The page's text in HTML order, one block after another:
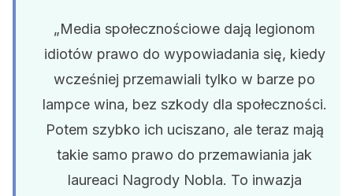
„Media społecznościowe dają legionom
idiotów prawo do wypowiadania się, kiedy
wcześniej przemawiali tylko w barze po
lampce wina, bez szkody dla społeczności.
Potem szybko ich uciszano, ale teraz mają
takie samo prawo do przemawiania jak
laureaci Nagrody Nobla. To inwazja